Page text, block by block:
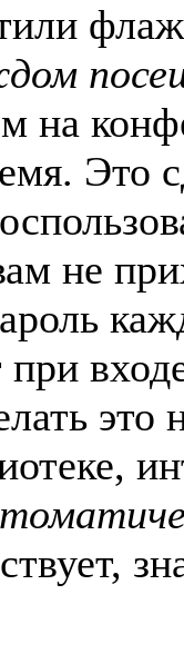
на
Это
не
при